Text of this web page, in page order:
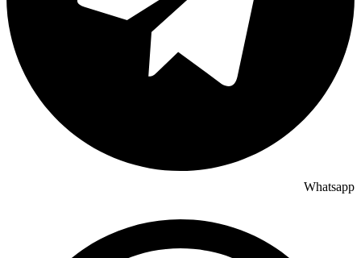
Whatsapp